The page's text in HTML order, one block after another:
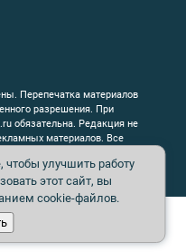
Перепечатка материалов
разрешения. При
обязательна. Редакция не
материалов. Все
без письменного согласия
улучшить работу
этот сайт, вы
cookie-файлов.